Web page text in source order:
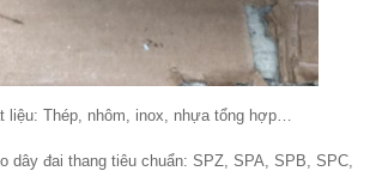
liệu: Thép, nhôm, inox, nhựa tổng hợp…
dây đai thang tiêu chuẩn: SPZ, SPA, SPB, SPC,